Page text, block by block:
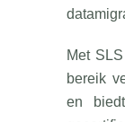
Met
bereik
en